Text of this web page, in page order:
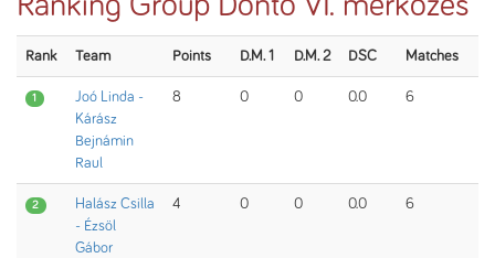
Rank Team Points D.M. 1 D.M. 2 DSC Matches
1
Joó Linda -
Kárász
Bejnámin
Raul
8 0 0 0.0 6
2
Halász Csilla
- Ézsöl
Gábor
4 0 0 0.0 6